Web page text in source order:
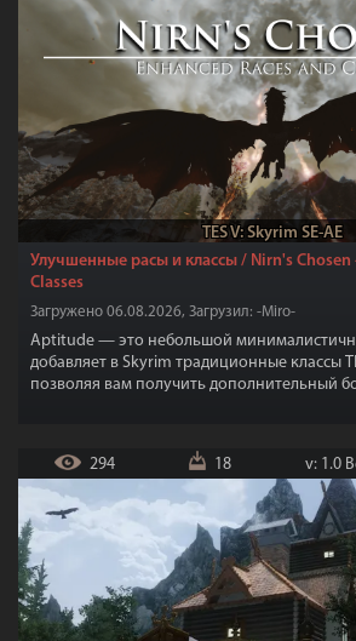
TES V: Skyrim SE-AE
Улучшенные расы и классы / Nirn's Chosen
Classes
Загружено 06.08.2026, Загрузил: -Miro-
Aptitude — это небольшой
добавляет в Skyrim традиционные классы
позволяя вам получить дополнительный
294 18 v: 1.0